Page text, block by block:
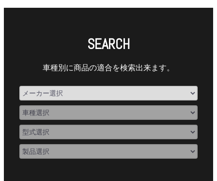
SEARCH
車種別に商品の適合を検索出来ます。